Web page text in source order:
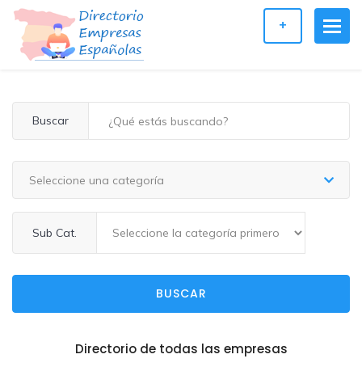
+
Buscar
Seleccione una categoría
Sub Cat.
BUSCAR
Directorio de todas las empresas